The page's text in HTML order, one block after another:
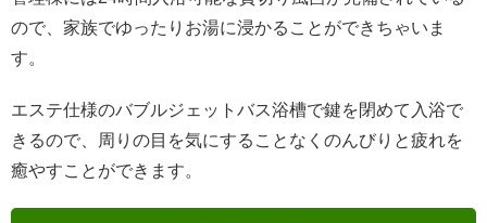
ので、家族でゆったりお湯に浸かることができちゃいま
す。
エステ仕様のバブルジェットバス浴槽で鍵を閉めて入浴で
きるので、周りの目を気にすることなくのんびりと疲れを
癒やすことができます。